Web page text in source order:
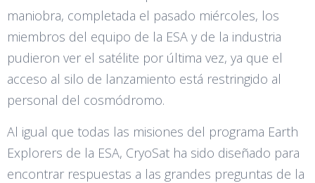
maniobra, completada el pasado miércoles, los
miembros del equipo de la ESA y de la industria
pudieron ver el satélite por última vez, ya que el
acceso al silo de lanzamiento está restringido al
personal del cosmódromo.
Al igual que todas las misiones del programa Earth
Explorers de la ESA, CryoSat ha sido diseñado para
encontrar respuestas a las grandes preguntas de la